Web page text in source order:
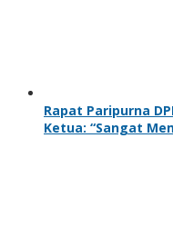
Rapat Paripurna
Ketua: “Sangat